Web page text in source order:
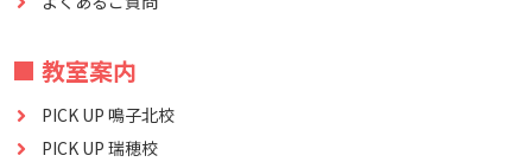
■ 教室案内
PICK UP 鳴子北校
PICK UP 瑞穂校